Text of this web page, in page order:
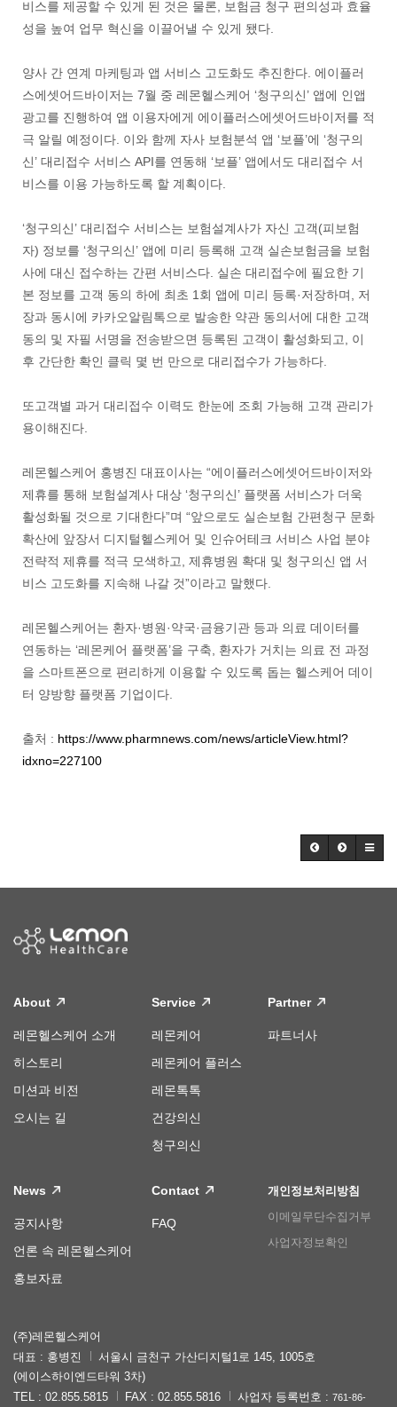
비스를 제공할 수 있게 된 것은 물론, 보험금 청구 편의성과 효율
성을 높여 업무 혁신을 이끌어낼 수 있게 됐다.
양사 간 연계 마케팅과 앱 서비스 고도화도 추진한다. 에이플러
스에셋어드바이저는 7월 중 레몬헬스케어 ‘청구의신’ 앱에 인앱
광고를 진행하여 앱 이용자에게 에이플러스에셋어드바이저를 적
극 알릴 예정이다. 이와 함께 자사 보험분석 앱 ‘보플’에 ‘청구의
신’ 대리접수 서비스 API를 연동해 ‘보플’ 앱에서도 대리접수 서
비스를 이용 가능하도록 할 계획이다.
‘청구의신’ 대리접수 서비스는 보험설계사가 자신 고객(피보험
자) 정보를 ‘청구의신’ 앱에 미리 등록해 고객 실손보험금을 보험
사에 대신 접수하는 간편 서비스다. 실손 대리접수에 필요한 기
본 정보를 고객 동의 하에 최초 1회 앱에 미리 등록·저장하며, 저
장과 동시에 카카오알림톡으로 발송한 약관 동의서에 대한 고객
동의 및 자필 서명을 전송받으면 등록된 고객이 활성화되고, 이
후 간단한 확인 클릭 몇 번 만으로 대리접수가 가능하다.
또고객별 과거 대리접수 이력도 한눈에 조회 가능해 고객 관리가
용이해진다.
레몬헬스케어 홍병진 대표이사는 “에이플러스에셋어드바이저와
제휴를 통해 보험설계사 대상 ‘청구의신’ 플랫폼 서비스가 더욱
활성화될 것으로 기대한다”며 “앞으로도 실손보험 간편청구 문화
확산에 앞장서 디지털헬스케어 및 인슈어테크 서비스 사업 분야
전략적 제휴를 적극 모색하고, 제휴병원 확대 및 청구의신 앱 서
비스 고도화를 지속해 나갈 것”이라고 말했다.
레몬헬스케어는 환자·병원·약국·금융기관 등과 의료 데이터를
연동하는 ‘레몬케어 플랫폼’을 구축, 환자가 거치는 의료 전 과정
을 스마트폰으로 편리하게 이용할 수 있도록 돕는 헬스케어 데이
터 양방향 플랫폼 기업이다.
출처 : https://www.pharmnews.com/news/articleView.html?
idxno=227100
About
레몬헬스케어 소개
히스토리
미션과 비전
오시는 길
Service
레몬케어
레몬케어 플러스
레몬톡톡
건강의신
청구의신
Partner
파트너사
News
공지사항
언론 속 레몬헬스케어
홍보자료
Contact
FAQ
개인정보처리방침
이메일무단수집거부
사업자정보확인
(주)레몬헬스케어
대표 : 홍병진
서울시 금천구 가산디지털1로 145, 1005호
(에이스하이엔드타워 3차)
TEL : 02.855.5815
FAX : 02.855.5816 사업자 등록번호 : 761-86-